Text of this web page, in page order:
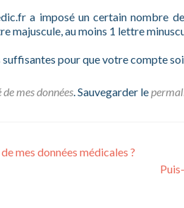
a imposé un certain nombre
majuscule, au moins 1 lettre
pour que votre compte
mes données. Sauvegarder le
mes données médicales ?